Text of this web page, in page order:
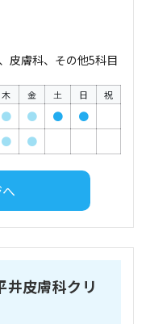
皮膚科、その他5科目
木 金 土 日 祝
● ● ●
●
● ●
皮膚科クリ